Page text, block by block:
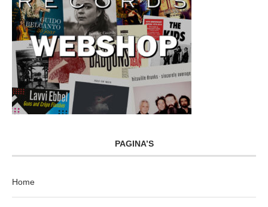
PAGINA’S
Home